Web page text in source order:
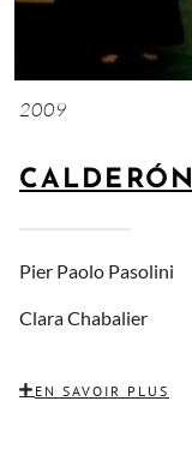
2009
CALDERÓN
Pier Paolo Pasolini
Clara Chabalier
EN SAVOIR PLUS